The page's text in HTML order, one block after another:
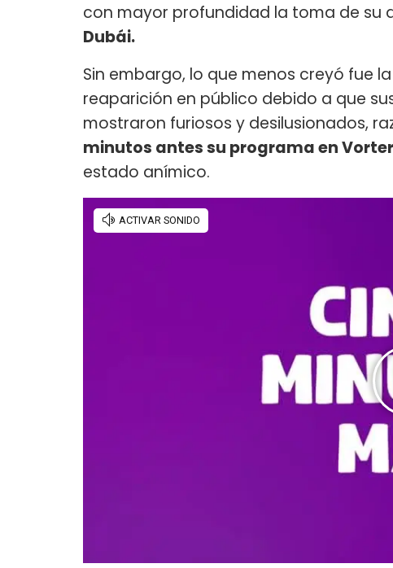
con mayor profundidad la toma de su
Dubái.
Sin embargo, lo que menos creyó fue
reaparición en público debido a que
mostraron furiosos y desilusionados,
minutos antes su programa en
estado anímico.